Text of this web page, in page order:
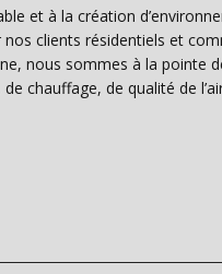
et à la création
clients résidentiels et
nous sommes à la pointe
chauffage, de qualité de